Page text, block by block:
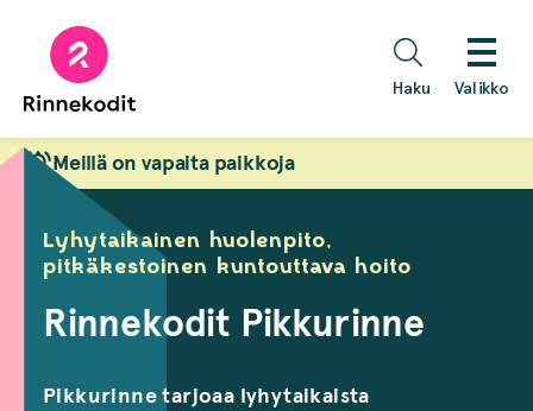
sisältöön
Haku Valikko
Meillä on vapaita paikkoja
Lyhytaikainen huolenpito,
pitkäkestoinen kuntouttava hoito
Rinnekodit Pikkurinne
Pikkurinne tarjoaa lyhytaikaista